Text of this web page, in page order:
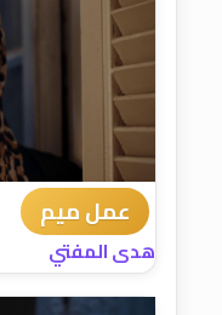
عمل ميم
هدى المفتي